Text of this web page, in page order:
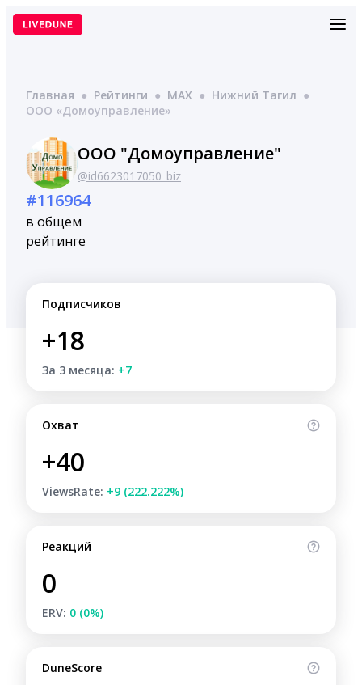
Перейти
Главная ● Рейтинги ● MAX ● Нижний Тагил ●
ООО «Домоуправление»
ООО "Домоуправление"
@id6623017050_biz
#116964
в общем
рейтинге
Подписчиков
+18
За 3 месяца: +7
Охват
+40
ViewsRate: +9 (222.222%)
Реакций
0
ERV: 0 (0%)
DuneScore